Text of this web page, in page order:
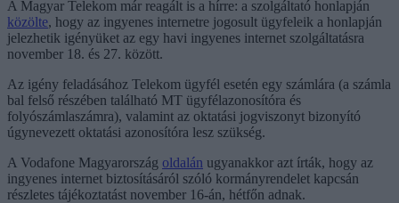
A Magyar Telekom már reagált is a hírre: a szolgáltató honlapján
közölte, hogy az ingyenes internetre jogosult ügyfeleik a honlapján
jelezhetik igényüket az egy havi ingyenes internet szolgáltatásra
november 18. és 27. között.
Az igény feladásához Telekom ügyfél esetén egy számlára (a számla
bal felső részében található MT ügyfélazonosítóra és
folyószámlaszámra), valamint az oktatási jogviszonyt bizonyító
úgynevezett oktatási azonosítóra lesz szükség.
A Vodafone Magyarország oldalán ugyanakkor azt írták, hogy az
ingyenes internet biztosításáról szóló kormányrendelet kapcsán
részletes tájékoztatást november 16-án, hétfőn adnak.